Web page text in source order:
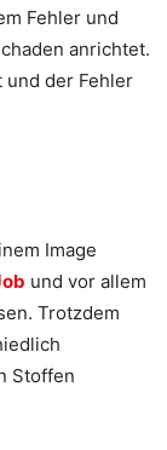
Fehler und
anrichtet.
und der Fehler
Image
und vor allem
Trotzdem
Stoffen